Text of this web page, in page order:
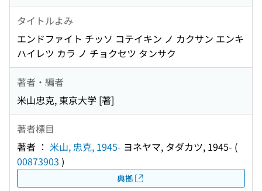
タイトルよみ
エンドファイト チッソ コテイキン ノ カクサン エンキ
ハイレツ カラ ノ チョクセツ タンサク
著者・編者
米山忠克, 東京大学 [著]
著者標目
著者 ： 米山, 忠克, 1945- ヨネヤマ, タダカツ, 1945- (
00873903 )
典拠